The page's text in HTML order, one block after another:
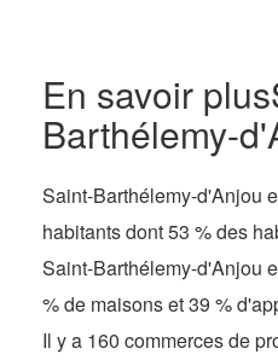
En savoir plus
Barthélemy-
Saint-Barthélemy-d'Anjou
habitants dont 53 % des
Saint-Barthélemy-d'Anjou
% de maisons et 39 %
Il y a 160 commerces de